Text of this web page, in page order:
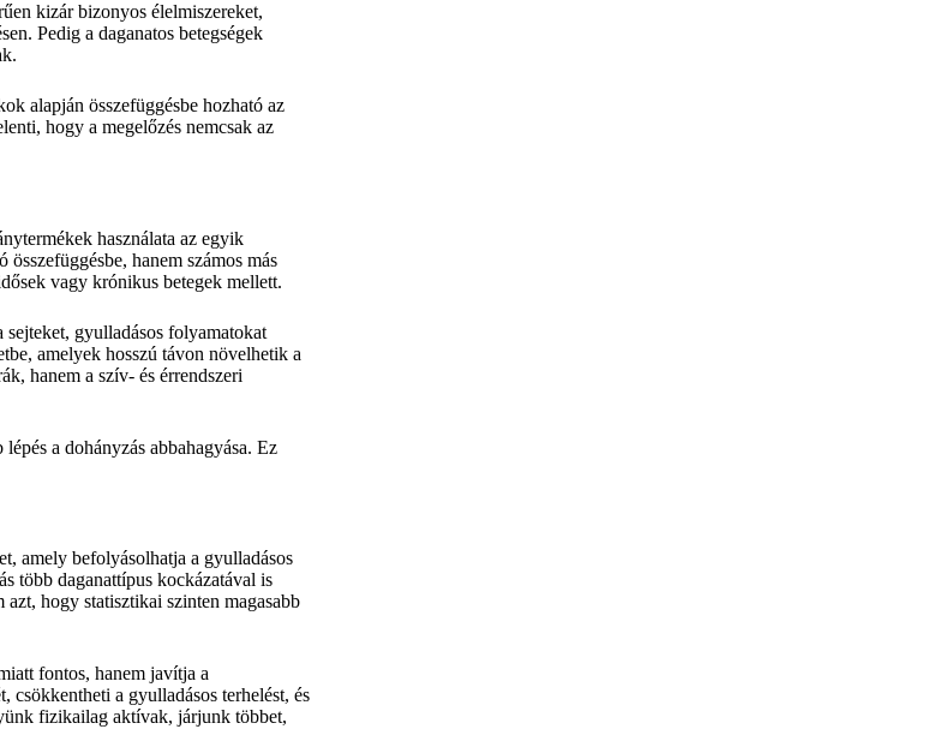
kizár bizonyos élelmiszereket,
Pedig a daganatos betegségek
alapján összefüggésbe hozható az
hogy a megelőzés nemcsak az
használata az egyik
hanem számos más
vagy krónikus betegek mellett.
sejteket, gyulladásos folyamatokat
amelyek hosszú távon növelhetik a
hanem a szív- és érrendszeri
a dohányzás abbahagyása. Ez
amely befolyásolhatja a gyulladásos
több daganattípus kockázatával is
hogy statisztikai szinten magasabb
fontos, hanem javítja a
csökkentheti a gyulladásos terhelést, és
fizikailag aktívak, járjunk többet,